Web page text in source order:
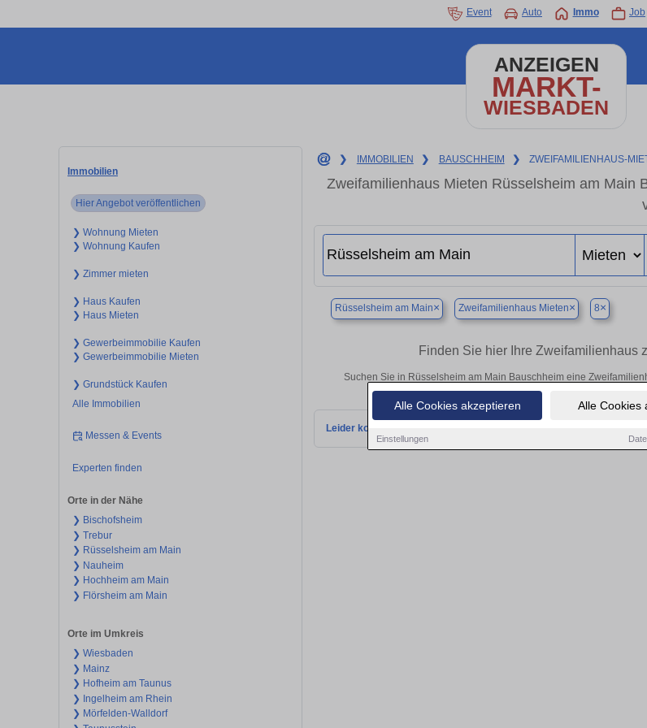
Alle Cookies akzeptieren Alle Cookies
Einstellungen
Event Auto Immo Job
ANZEIGEN
MARKT-
WIESBADEN
Immobilien
Hier Angebot veröffentlichen
❯ Wohnung Mieten
❯ Wohnung Kaufen
❯ Zimmer mieten
❯ Haus Kaufen
❯ Haus Mieten
❯ Gewerbeimmobilie Kaufen
❯ Gewerbeimmobilie Mieten
❯ Grundstück Kaufen
Alle Immobilien
Messen & Events
Experten finden
Orte in der Nähe
❯ Bischofsheim
❯ Trebur
❯ Rüsselsheim am Main
❯ Nauheim
❯ Hochheim am Main
❯ Flörsheim am Main
Orte im Umkreis
❯ Wiesbaden
❯ Mainz
❯ Hofheim am Taunus
❯ Ingelheim am Rhein
❯ Mörfelden-Walldorf
❯ IMMOBILIEN ❯ BAUSCHHEIM ❯ ZWEIFAMILIENHAUS-
Zweifamilienhaus Mieten Rüsselsheim am Main
Rüsselsheim am Main× Zweifamilienhaus Mieten× 8×
Finden Sie hier Ihre Zweifamilienhaus
Suchen Sie in Rüsselsheim am Main Bauschheim eine
Egal, ob als Kapitalanlage oder zur Vermietung – hier
Leider konnten wir derzeit keine passenden Objekte finden. Schauen